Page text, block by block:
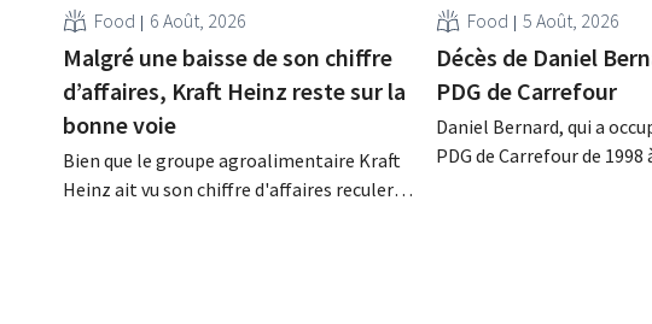
Food 6 Août, 2026
Malgré une baisse de son chiffre
d’affaires, Kraft Heinz reste sur la
bonne voie
Bien que le groupe agroalimentaire Kraft
Heinz ait vu son chiffre d'affaires reculer
Food 5 Août, 2026
Décès de Daniel
PDG de Carrefour
Daniel Bernard, qui a
PDG de Carrefour de 1998